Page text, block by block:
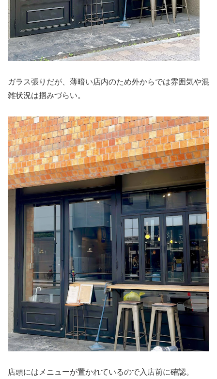
ガラス張りだが、薄暗い店内のため外からでは雰囲気や混
雑状況は掴みづらい。
店頭にはメニューが置かれているので入店前に確認。